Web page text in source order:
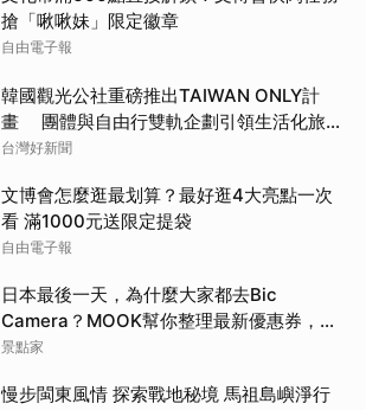
搶「啾啾妹」限定徽章
自由電子報
韓國觀光公社重磅推出TAIWAN ONLY計
畫 團體與自由行雙軌企劃引領生活化旅遊
新風潮
台灣好新聞
文博會怎麼逛最划算？最好逛4大亮點一次
看 滿1000元送限定提袋
自由電子報
日本最後一天，為什麼大家都去Bic
Camera？MOOK幫你整理最新優惠券，行
前趕快存手機，結帳直接用，最高省10%
景點家
慢步閩東風情 探索戰地秘境 馬祖島嶼淨行